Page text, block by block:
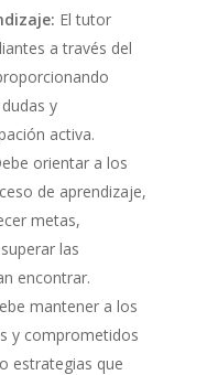
El tutor
a través del
y
activa.
orientar a los
de aprendizaje,
metas,
las
encontrar.
mantener a los
y comprometidos
estrategias que